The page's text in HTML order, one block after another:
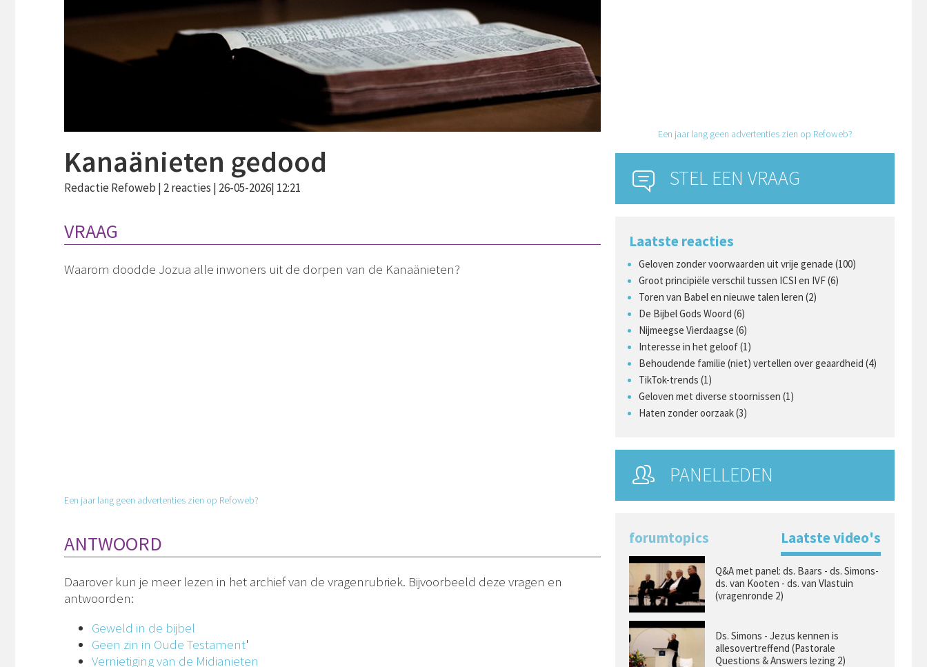
Kanaänieten gedood
Redactie Refoweb | 2 reacties | 26-05-2026| 12:21
VRAAG
Waarom doodde Jozua alle inwoners uit de dorpen van de Kanaänieten?
Een jaar lang geen advertenties zien op Refoweb?
ANTWOORD
Daarover kun je meer lezen in het archief van de vragenrubriek. Bijvoorbeeld deze vragen en
antwoorden:
Geweld in de bijbel
Geen zin in Oude Testament'
Vernietiging van de Midianieten
Een jaar lang geen advertenties zien op Refoweb?
STEL EEN VRAAG
Laatste reacties
Geloven zonder voorwaarden uit vrije genade (100)
Groot principiële verschil tussen ICSI en IVF (6)
Toren van Babel en nieuwe talen leren (2)
De Bijbel Gods Woord (6)
Nijmeegse Vierdaagse (6)
Interesse in het geloof (1)
Behoudende familie (niet) vertellen over geaardheid (4)
TikTok-trends (1)
Geloven met diverse stoornissen (1)
Haten zonder oorzaak (3)
PANELLEDEN
forumtopics Laatste video's
Q&A met panel: ds. Baars - ds. Simons-
ds. van Kooten - ds. van Vlastuin
(vragenronde 2)
Ds. Simons - Jezus kennen is
allesovertreffend (Pastorale
Questions & Answers lezing 2)